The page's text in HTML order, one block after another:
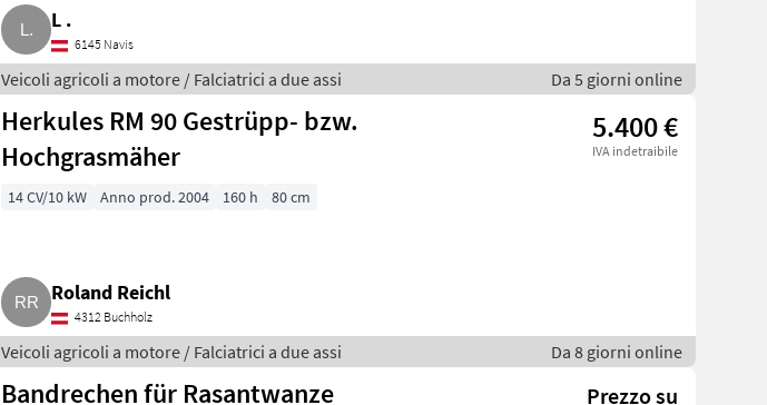
L .
6145 Navis
Veicoli agricoli a motore / Falciatrici a due assi Da 5 giorni online
Herkules RM 90 Gestrüpp- bzw.
Hochgrasmäher
5.400 €
IVA indetraibile
14 CV/10 kW Anno prod. 2004 160 h 80 cm
Roland Reichl
4312 Buchholz
Veicoli agricoli a motore / Falciatrici a due assi Da 8 giorni online
Bandrechen für Rasantwanze
Prezzo su